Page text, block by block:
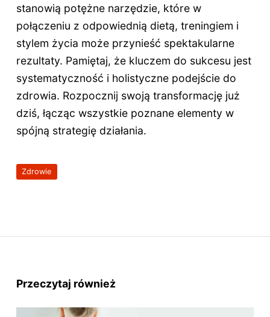
stanowią potężne narzędzie, które w
połączeniu z odpowiednią dietą, treningiem i
stylem życia może przynieść spektakularne
rezultaty. Pamiętaj, że kluczem do sukcesu jest
systematyczność i holistyczne podejście do
zdrowia. Rozpocznij swoją transformację już
dziś, łącząc wszystkie poznane elementy w
spójną strategię działania.
Zdrowie
Przeczytaj również